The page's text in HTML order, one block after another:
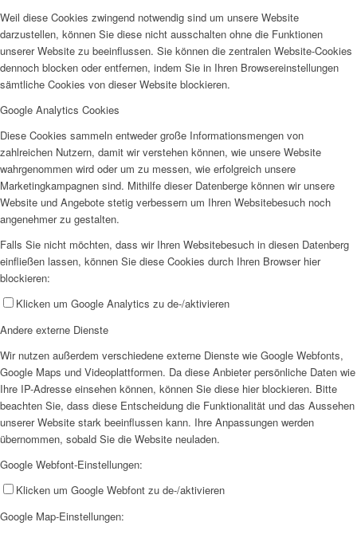
Weil diese Cookies zwingend notwendig sind um unsere Website
darzustellen, können Sie diese nicht ausschalten ohne die Funktionen
unserer Website zu beeinflussen. Sie können die zentralen Website-Cookies
dennoch blocken oder entfernen, indem Sie in Ihren Browsereinstellungen
sämtliche Cookies von dieser Website blockieren.
Google Analytics Cookies
Diese Cookies sammeln entweder große Informationsmengen von
zahlreichen Nutzern, damit wir verstehen können, wie unsere Website
wahrgenommen wird oder um zu messen, wie erfolgreich unsere
Marketingkampagnen sind. Mithilfe dieser Datenberge können wir unsere
Website und Angebote stetig verbessern um Ihren Websitebesuch noch
angenehmer zu gestalten.
Falls Sie nicht möchten, dass wir Ihren Websitebesuch in diesen Datenberg
einfließen lassen, können Sie diese Cookies durch Ihren Browser hier
blockieren:
Klicken um Google Analytics zu de-/aktivieren
Andere externe Dienste
Wir nutzen außerdem verschiedene externe Dienste wie Google Webfonts,
Google Maps und Videoplattformen. Da diese Anbieter persönliche Daten wie
Ihre IP-Adresse einsehen können, können Sie diese hier blockieren. Bitte
beachten Sie, dass diese Entscheidung die Funktionalität und das Aussehen
unserer Website stark beeinflussen kann. Ihre Anpassungen werden
übernommen, sobald Sie die Website neuladen.
Google Webfont-Einstellungen:
Klicken um Google Webfont zu de-/aktivieren
Google Map-Einstellungen: